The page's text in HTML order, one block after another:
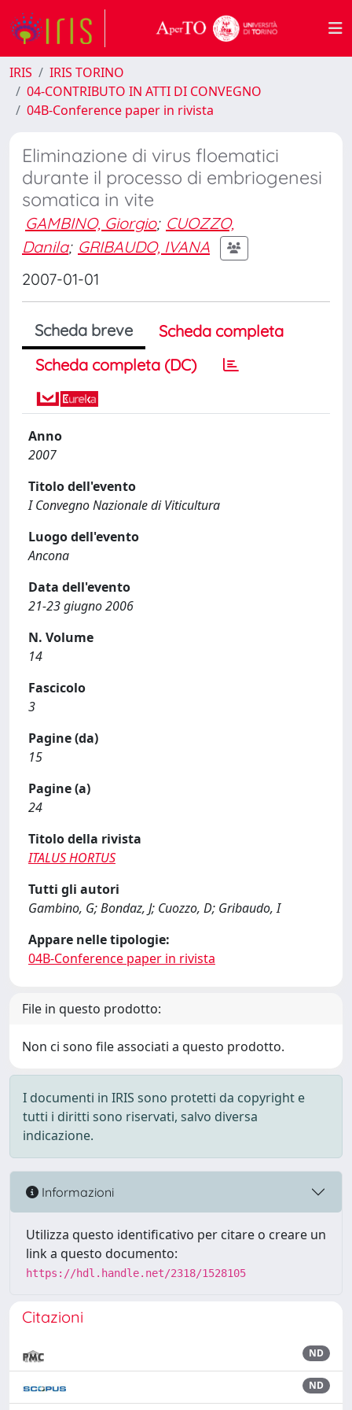
IRIS
IRIS TORINO
04-CONTRIBUTO IN ATTI DI CONVEGNO
04B-Conference paper in rivista
Eliminazione di virus floematici
durante il processo di embriogenesi
somatica in vite
GAMBINO, Giorgio; CUOZZO,
Danila; GRIBAUDO, IVANA
2007-01-01
Scheda breve
Scheda completa
Scheda completa (DC)
Anno
2007
Titolo dell'evento
I Convegno Nazionale di Viticultura
Luogo dell'evento
Ancona
Data dell'evento
21-23 giugno 2006
N. Volume
14
Fascicolo
3
Pagine (da)
15
Pagine (a)
24
Titolo della rivista
ITALUS HORTUS
Tutti gli autori
Gambino, G; Bondaz, J; Cuozzo, D; Gribaudo, I
Appare nelle tipologie:
04B-Conference paper in rivista
File in questo prodotto:
Non ci sono file associati a questo prodotto.
I documenti in IRIS sono protetti da copyright e
tutti i diritti sono riservati, salvo diversa
indicazione.
Informazioni
Utilizza questo identificativo per citare o creare un
link a questo documento:
https://hdl.handle.net/2318/1528105
Citazioni
ND
ND